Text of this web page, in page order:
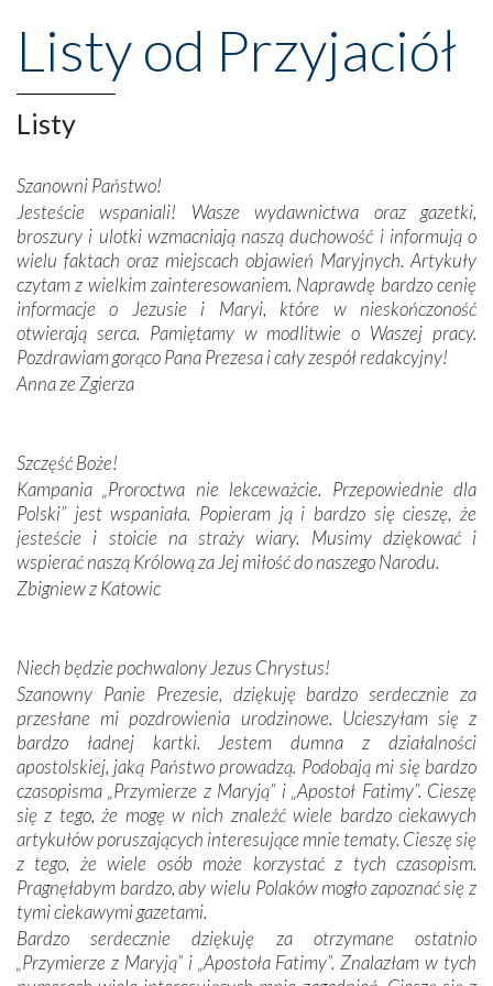
wznoszono na chwałę Bożą, na przykład – w podzięce za
Opatrznościową pomoc w wygranej bitwie o
niepodległość kraju. Zachwyt budziła potężna, a zarazem
misterna architektura tych monumentalnych dzieł,
wspaniałe zdobienia, dbałość ich twórców o detale,
budowniczych.
Podążyliśmy też śladami fatimskich wizjonerów – Łucji
dos Santos oraz świętych Hiacynty i Franciszka Marto.
Modliliśmy się przy ich grobach. Odprawiliśmy Drogę
Krzyżową w ich rodzinnych stronach, odwiedziliśmy
domy, w których żyli.
W miejscu objawień Matki Bożej zapaliliśmy świece
Podczas tej kilkudniowej wyprawy na każdym kroku
spotykaliśmy się z serdeczną otwartością
Portugalczyków. Podziwialiśmy ich ludową sztukę i
zwyczaje. Mimo że nasze kraje są od siebie bardzo
oddalone, w żaden sposób nie czuliśmy się obco.
Sprawiła to oczywiście sama Matka Boża, ale też
kulturowa bliskość biorąca swój początek w naszej
mieliśmy okazję przekonać się, że Maryja swoją opieką
otacza nie tylko nasz naród, lecz wszystkie nacje, które
się Jej ufnie oddają, a także każdą osobę, która zawierza
Jej siebie oraz swych bliskich.
Dzieje Portugalii to również historia wierności Bogu i
odstępstw, także w życiu władców. Trudne momenty w
wymiarze tak osobistym, jak i zbiorowym, przypominają o
konieczności ciągłego zabiegania o własną duszę i o łaskę
Opatrzności. Wierność przynosi pomyślność –
przynajmniej w życiu duchowym. Odstępstwo owocuje
nieszczęściem i śmiercią. Te uniwersalne prawdy
przychodziły na myśl, gdy słuchaliśmy opowieści
Listy od Przyjaciół
Listy
Szanowni Państwo!
Jesteście wspaniali! Wasze wydawnictwa oraz gazetki,
broszury i ulotki wzmacniają naszą duchowość i informują o
wielu faktach oraz miejscach objawień Maryjnych. Artykuły
czytam z wielkim zainteresowaniem. Naprawdę bardzo cenię
informacje o Jezusie i Maryi, które w nieskończoność
otwierają serca. Pamiętamy w modlitwie o Waszej pracy.
Pozdrawiam gorąco Pana Prezesa i cały zespół redakcyjny!
Anna ze Zgierza
Szczęść Boże!
Kampania „Proroctwa nie lekceważcie. Przepowiednie dla
Polski” jest wspaniała. Popieram ją i bardzo się cieszę, że
jesteście i stoicie na straży wiary. Musimy dziękować i
wspierać naszą Królową za Jej miłość do naszego Narodu.
Zbigniew z Katowic
Niech będzie pochwalony Jezus Chrystus!
Szanowny Panie Prezesie, dziękuję bardzo serdecznie za
przesłane mi pozdrowienia urodzinowe. Ucieszyłam się z
bardzo ładnej kartki. Jestem dumna z działalności
apostolskiej, jaką Państwo prowadzą. Podobają mi się bardzo
czasopisma „Przymierze z Maryją” i „Apostoł Fatimy”. Cieszę
się z tego, że mogę w nich znaleźć wiele bardzo ciekawych
artykułów poruszających interesujące mnie tematy. Cieszę się
z tego, że wiele osób może korzystać z tych czasopism.
Pragnęłabym bardzo, aby wielu Polaków mogło zapoznać się z
tymi ciekawymi gazetami.
Bardzo serdecznie dziękuję za otrzymane ostatnio
„Przymierze z Maryją” i „Apostoła Fatimy”. Znalazłam w tych